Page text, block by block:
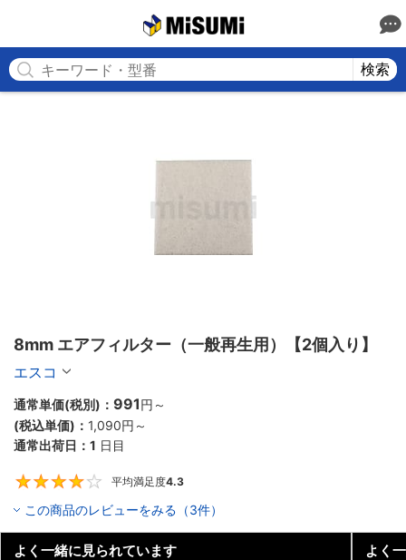
検索
8mm エアフィルター（一般再生用）【2個入り】
エスコ
通常単価(税別)： 991円 ～
(税込単価)： 1,090円 ～
通常出荷日： 1 日目
平均満足度4.3
この商品のレビューをみる（3件）
よく一緒に見られています よく